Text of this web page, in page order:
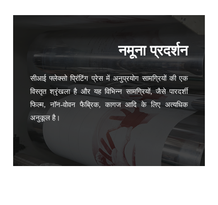
नमूना प्रदर्शन
सीआई फ्लेक्सो प्रिंटिंग प्रेस में अनुप्रयोग सामग्रियों की एक
विस्तृत श्रृंखला है और यह विभिन्न सामग्रियों, जैसे पारदर्शी
फिल्म, नॉन-वोवन फैब्रिक, कागज आदि के लिए अत्यधिक
अनुकूल है।